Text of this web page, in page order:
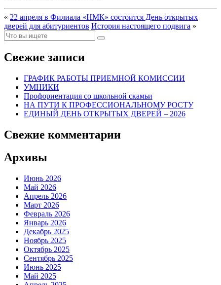
« 22 апреля в Филиала «НМК» состоится День открытых
дверей для абитуриентов История настоящего подвига »
Свежие записи
ГРАФИК РАБОТЫ ПРИЕМНОЙ КОМИССИИ
УМНИКИ
Профориентация со школьной скамьи
НА ПУТИ К ПРОФЕССИОНАЛЬНОМУ РОСТУ
ЕДИНЫЙ ДЕНЬ ОТКРЫТЫХ ДВЕРЕЙ – 2026
Свежие комментарии
Архивы
Июнь 2026
Май 2026
Апрель 2026
Март 2026
Февраль 2026
Январь 2026
Декабрь 2025
Ноябрь 2025
Октябрь 2025
Сентябрь 2025
Июнь 2025
Май 2025